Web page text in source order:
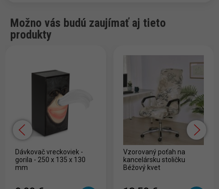
Možno vás budú zaujímať aj tieto
produkty
Dávkovač vreckoviek -
gorila - 250 x 135 x 130
mm
Vzorovaný poťah na
kancelársku stoličku
Béžový kvet